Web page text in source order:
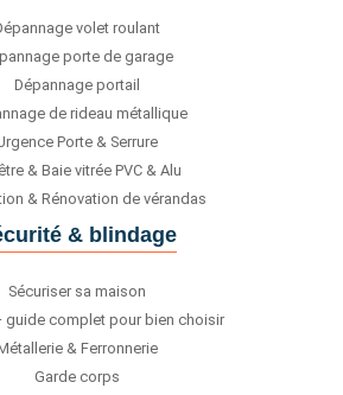
volet roulant
porte de garage
Dépannage portail
de rideau métallique
Porte & Serrure
& Baie vitrée PVC & Alu
& Rénovation de vérandas
& blindage
Sécuriser sa maison
guide complet pour bien choisir
& Ferronnerie
Garde corps